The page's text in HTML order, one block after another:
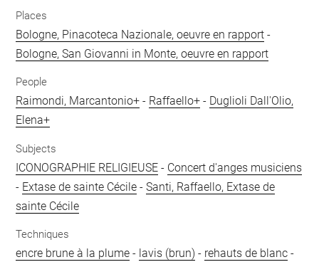
Places
Bologne, Pinacoteca Nazionale, oeuvre en rapport -
Bologne, San Giovanni in Monte, oeuvre en rapport
People
Raimondi, Marcantonio+ - Raffaello+ - Duglioli Dall'Olio,
Elena+
Subjects
ICONOGRAPHIE RELIGIEUSE - Concert d'anges musiciens
- Extase de sainte Cécile -Santi, Raffaello, Extase de
sainte Cécile
Techniques
encre brune à la plume - lavis (brun) - rehauts de blanc -